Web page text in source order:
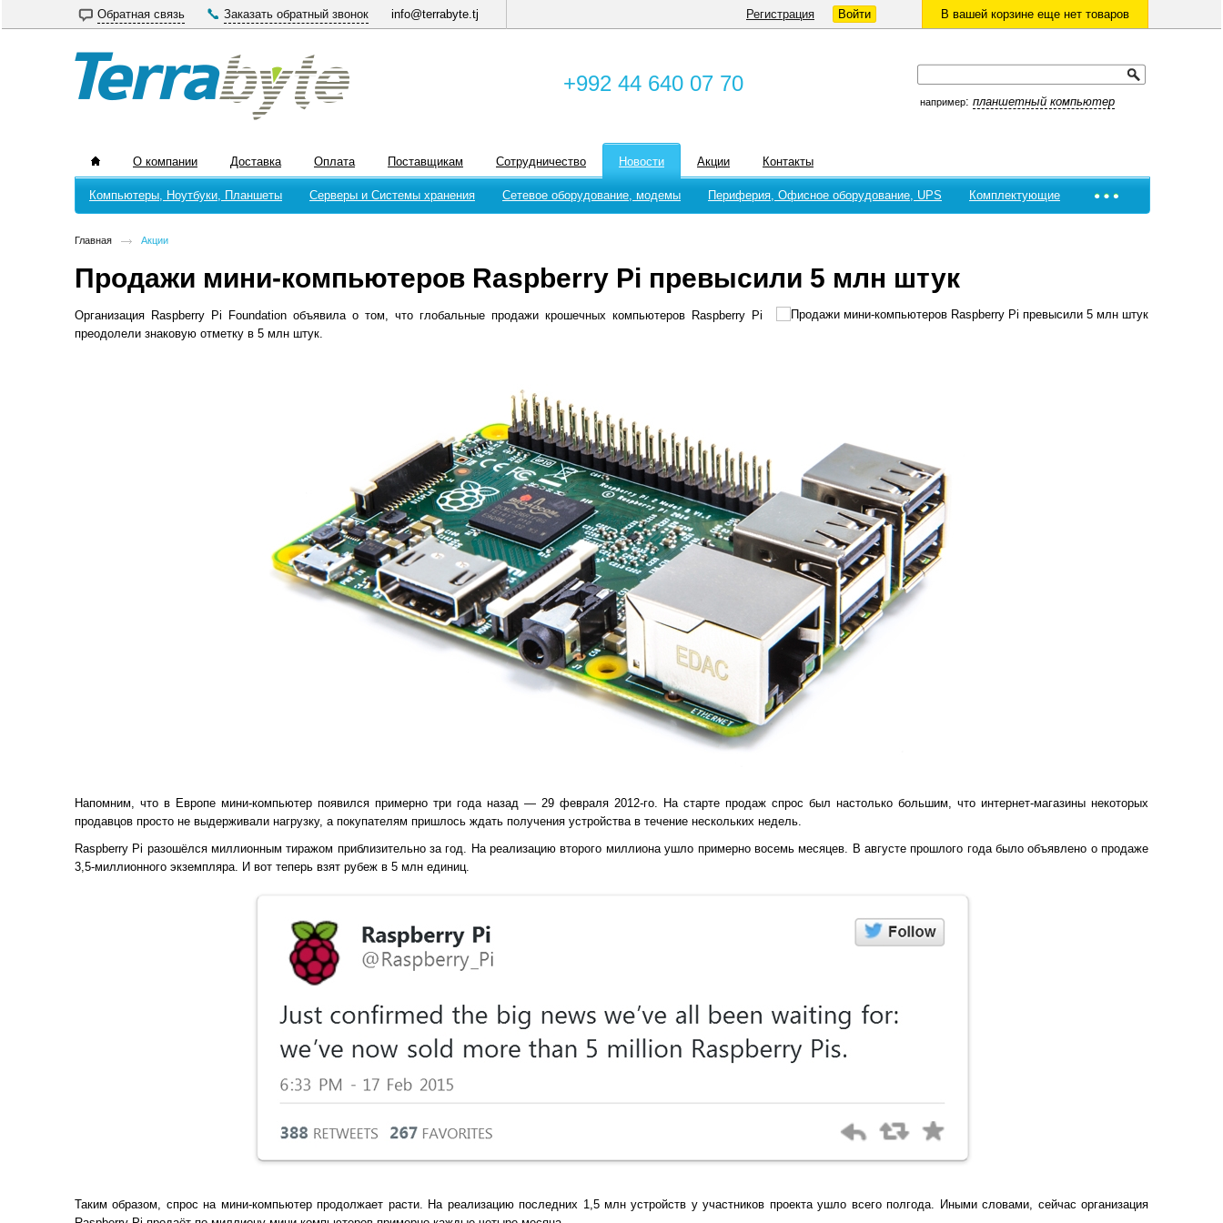
Обратная связь Заказать обратный звонок info@terrabyte.tj В вашей корзине еще нет товаров
Регистрация Войти
+992 44 640 07 70
например: планшетный компьютер
О компании Доставка Оплата Поставщикам Сотрудничество Новости Акции Контакты
Компьютеры, Ноутбуки, Планшеты Серверы и Системы хранения Сетевое оборудование, модемы Периферия, Офисное оборудование, UPS Комплектующие
Главная Акции
Продажи мини-компьютеров Raspberry Pi превысили 5 млн штук
Организация Raspberry Pi Foundation объявила о том, что глобальные продажи крошечных компьютеров Raspberry Pi
преодолели знаковую отметку в 5 млн штук.
Напомним, что в Европе мини-компьютер появился примерно три года назад — 29 февраля 2012-го. На старте продаж спрос был настолько большим, что интернет-магазины некоторых
продавцов просто не выдерживали нагрузку, а покупателям пришлось ждать получения устройства в течение нескольких недель.
Raspberry Pi разошёлся миллионным тиражом приблизительно за год. На реализацию второго миллиона ушло примерно восемь месяцев. В августе прошлого года было объявлено о продаже
3,5-миллионного экземпляра. И вот теперь взят рубеж в 5 млн единиц.
Таким образом, спрос на мини-компьютер продолжает расти. На реализацию последних 1,5 млн устройств у участников проекта ушло всего полгода. Иными словами, сейчас организация